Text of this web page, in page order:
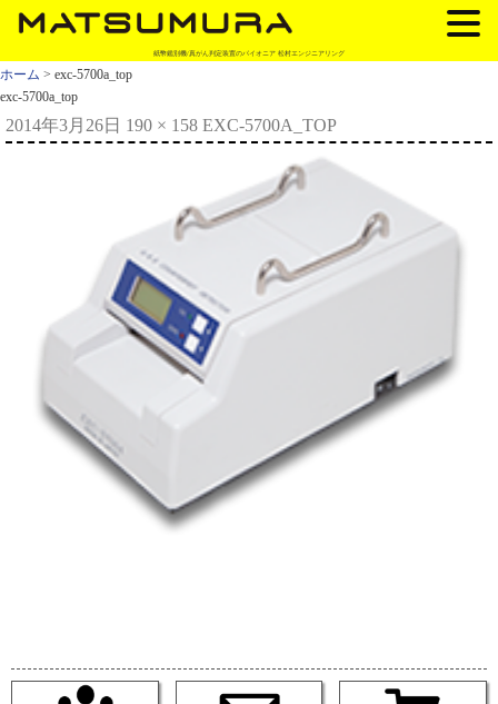
紙幣鑑別機/真がん判定装置のパイオニア 松村エンジニアリング
ホーム > exc-5700a_top
exc-5700a_top
2014年3月26日 190 × 158 EXC-5700A_TOP